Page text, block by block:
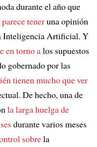
durante el año que
teneruna opinión
Inteligencia Artificial. Y
en torno alos supuestos
gobernado por las
tienen mucho que ver
De hecho, una de
la larga huelga de
durante varios meses
sobrela